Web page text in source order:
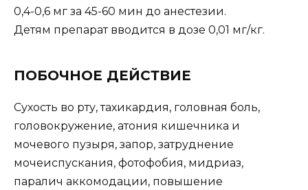
0,4-0,6 мг за 45-60 мин до анестезии.
Детям препарат вводится в дозе 0,01 мг/кг.
ПОБОЧНОЕ ДЕЙСТВИЕ
Сухость во рту, тахикардия, головная боль,
головокружение, атония кишечника и
мочевого пузыря, запор, затруднение
мочеиспускания, фотофобия, мидриаз,
паралич аккомодации, повышение